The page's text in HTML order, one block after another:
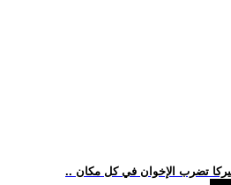
تضرب الإخوان في كل مكان